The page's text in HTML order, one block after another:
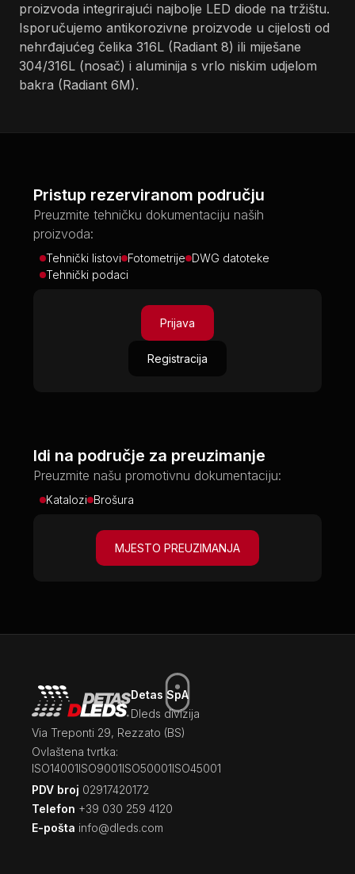
proizvoda integrirajući najbolje LED diode na tržištu.
Isporučujemo antikorozivne proizvode u cijelosti od
nehrđajućeg čelika 316L (Radiant 8) ili miješane
304/316L (nosač) i aluminija s vrlo niskim udjelom
bakra (Radiant 6M).
Pristup rezerviranom području
Preuzmite tehničku dokumentaciju naših
proizvoda:
Tehnički listovi Fotometrije DWG datoteke
Tehnički podaci
Prijava
Registracija
Idi na područje za preuzimanje
Preuzmite našu promotivnu dokumentaciju:
Katalozi Brošura
MJESTO PREUZIMANJA
Detas SpA
Dleds divizija
Via Treponti 29, Rezzato (BS)
Ovlaštena tvrtka:
ISO14001ISO9001ISO50001ISO45001
PDV broj 02917420172
Telefon +39 030 259 4120
E-pošta info@dleds.com